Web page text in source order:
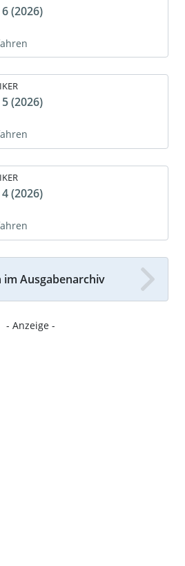
(2026)
(2026)
(2026)
im Ausgabenarchiv
- Anzeige -